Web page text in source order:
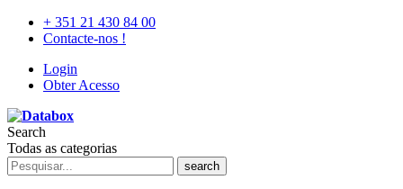
+ 351 21 430 84 00
Contacte-nos !
Login
Obter Acesso
Search
Todas as categorias
search